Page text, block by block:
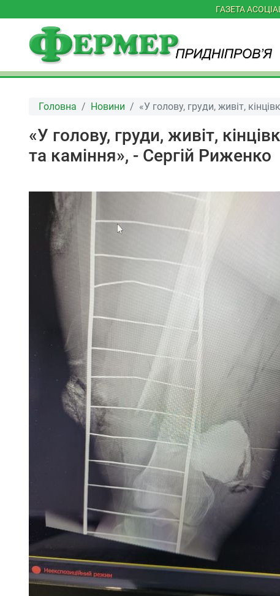
ГАЗЕТА
Головна Новини «У голову, груди, живіт,
«У голову, груди, живіт,
та каміння», - Сергій Риженко